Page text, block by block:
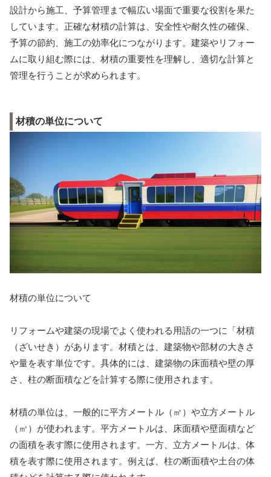
設計から施工、予算管理まで幅広い場面で重要な役割を果た
しています。正確な材積の計算は、安全性や耐久性の確保、
予算の節約、施工の効率化につながります。建築やリフォー
ムに取り組む際には、材積の重要性を理解し、適切な計算と
管理を行うことが求められます。
材積の単位について
材積の単位について
リフォームや建築の現場でよく使われる用語の一つに「材積
（ざいせき）があります。材積とは、建築物や部材の大きさ
や量を表す単位です。具体的には、建築物の床面積や壁の厚
さ、柱の断面積などを計算する際に使用されます。
材積の単位は、一般的に平方メートル（㎡）や立方メートル
（㎥）が使われます。平方メートルは、床面積や壁面積など
の面積を表す際に使用されます。一方、立方メートルは、体
積を表す際に使用されます。例えば、柱の断面積や土台の体